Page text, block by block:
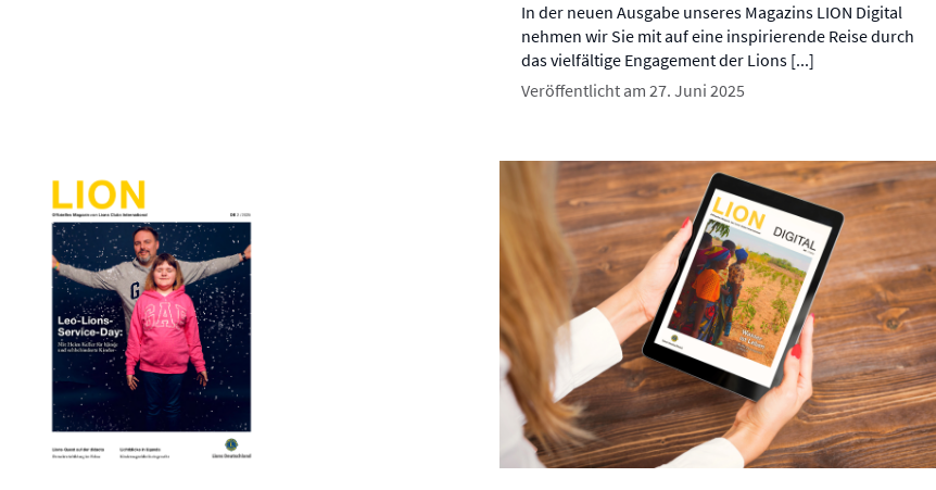
In der neuen Ausgabe unseres Magazins LION Digital
nehmen wir Sie mit auf eine inspirierende Reise durch
das vielfältige Engagement der Lions [...]
Veröffentlicht am 27. Juni 2025